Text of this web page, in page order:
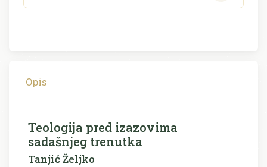
Opis
Teologija pred izazovima
sadašnjeg trenutka
Tanjić Željko